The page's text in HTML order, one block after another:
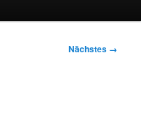
Nächstes →